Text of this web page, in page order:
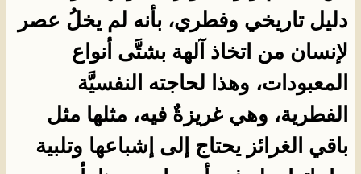
دليل تاريخي وفطري، بأنه لم يخلُ عصر
لإنسان من اتخاذ آلهة بشتَّى أنواع
المعبودات، وهذا لحاجته النفسيَّة
الفطرية، وهي غريزةٌ فيه، مثلها مثل
باقي الغرائز يحتاج إلى إشباعها وتلبية